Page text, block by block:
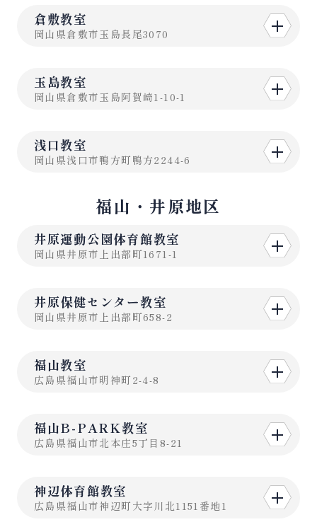
倉敷教室
岡山県倉敷市玉島長尾3070
玉島教室
岡山県倉敷市玉島阿賀崎1-10-1
浅口教室
岡山県浅口市鴨方町鴨方2244-6
福山・井原地区
井原運動公園体育館教室
岡山県井原市上出部町1671-1
井原保健センター教室
岡山県井原市上出部町658-2
福山教室
広島県福山市明神町2-4-8
福山B-PARK教室
広島県福山市北本庄5丁目8-21
神辺体育館教室
広島県福山市神辺町大字川北1151番地1